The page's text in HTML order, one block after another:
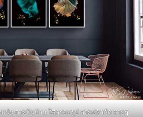
นัง ภายในบ้าน ใส่กรอบรูป ลายปลากัด สวยๆ